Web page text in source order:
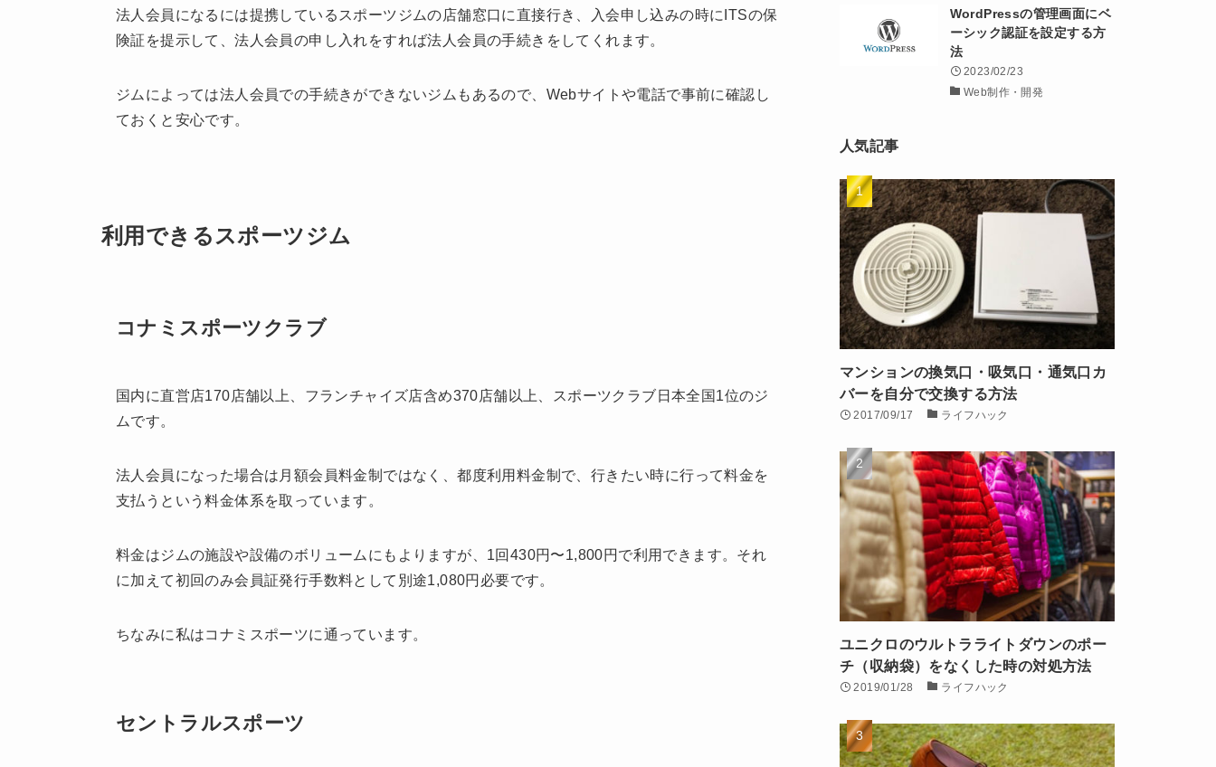
法人会員になるには提携しているスポーツジムの店舗窓口に直接行き、入会申し込みの時にITSの保
険証を提示して、法人会員の申し入れをすれば法人会員の手続きをしてくれます。
ジムによっては法人会員での手続きができないジムもあるので、Webサイトや電話で事前に確認し
ておくと安心です。
利用できるスポーツジム
コナミスポーツクラブ
国内に直営店170店舗以上、フランチャイズ店含め370店舗以上、スポーツクラブ日本全国1位のジ
ムです。
法人会員になった場合は月額会員料金制ではなく、都度利用料金制で、行きたい時に行って料金を
支払うという料金体系を取っています。
料金はジムの施設や設備のボリュームにもよりますが、1回430円〜1,800円で利用できます。それ
に加えて初回のみ会員証発行手数料として別途1,080円必要です。
ちなみに私はコナミスポーツに通っています。
セントラルスポーツ
WordPressの管理画面にベ
ーシック認証を設定する方
法
2023/02/23
Web制作・開発
人気記事
マンションの換気口・吸気口・通気口カ
バーを自分で交換する方法
2017/09/17 ライフハック
ユニクロのウルトラライトダウンのポー
チ（収納袋）をなくした時の対処方法
2019/01/28 ライフハック